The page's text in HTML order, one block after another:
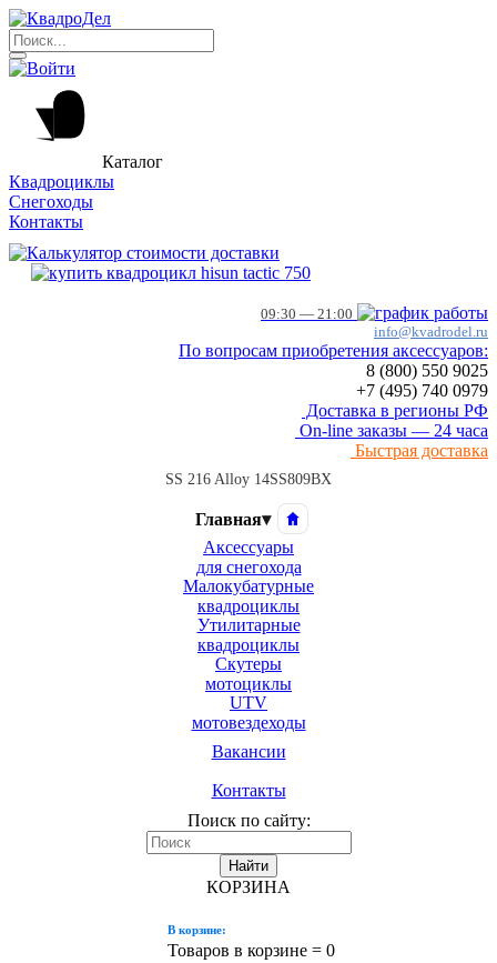
Каталог
Квадроциклы
Снегоходы
Контакты
09:30 — 21:00
info@kvadrodel.ru
По вопросам приобретения аксессуаров:
8 (800) 550 9025
+7 (495) 740 0979
Доставка в регионы РФ
On-line заказы — 24 часа
Быстрая доставка
SS 216 Alloy 14SS809BX
Главная▾
Аксессуары
для снегохода
Малокубатурные
квадроциклы
Утилитарные
квадроциклы
Скутеры
мотоциклы
UTV
мотовездеходы
Вакансии
Контакты
Поиск по сайту:
Найти
КОРЗИНА
В корзине:
Товаров в корзине = 0